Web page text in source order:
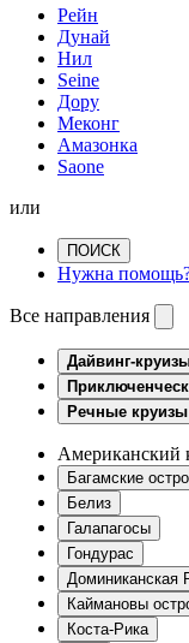
Рейн
Дунай
Нил
Seine
Дору
Меконг
Амазонка
Saone
или
ПОИСК
Нужна
Все направления
Дайвинг-
Речные круизы
Американский
Багамские
Белиз
Галапагосы
Гондурас
Доминиканская
Каймановы
Коста-Рика